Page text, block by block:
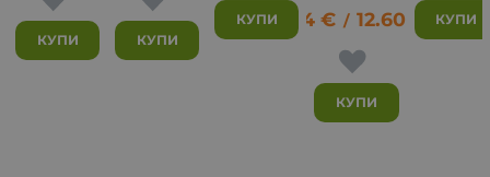
КУПИ КУПИ
КУПИ6.44 € / 12.60 лв.
КУПИ
КУПИ